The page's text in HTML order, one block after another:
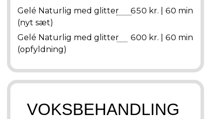
VOKSBEHANDLING
Gelé Naturlig med glitter
(nyt sæt)
650 kr. | 60 min
Gelé Naturlig med glitter
(opfyldning)
600 kr. | 60 min